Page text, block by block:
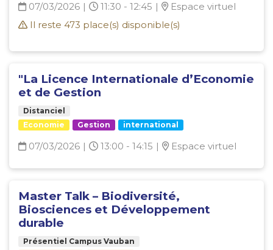
07/03/2026 | 11:30 - 12:45 |
Espace virtuel
Il reste 473 place(s) disponible(s)
"La Licence Internationale d’Economie
et de Gestion
Distanciel
Economie
Gestion international
07/03/2026 | 13:00 - 14:15 | Espace virtuel
Master Talk – Biodiversité,
Biosciences et Développement
durable
Présentiel Campus Vauban